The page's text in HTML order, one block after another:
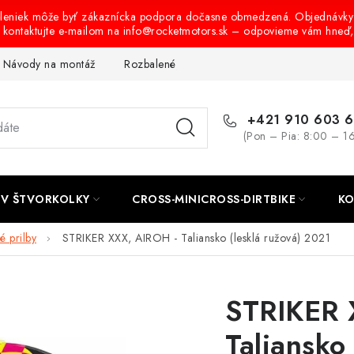
môže byť zákaznícka podpora dočasne obmedzená.
e-mailom na info@rocketmotors.sk – odpovieme vám
Návody na montáž Rozbalené, zánovné a použité produkty
+421 910 603
(Pon – Pia: 8:00 –
ŠTVORKOLKY CROSS-MINICROSS-DIRTBIKE
prilby STRIKER XXX, AIROH - Taliansko (lesklá ružová) 2021